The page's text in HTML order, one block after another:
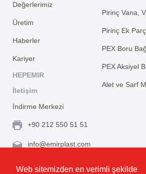
Web sitemizden en verimli şekilde
Değerlerimiz
Üretim
Haberler
Kariyer
HEPEMIR
İletişim
İndirme Merkezi
Pirinç Vana,
Pirinç Ek
PEX Boru
PEX Aksiyel
Alet ve Sarf
+90 212 550 51 51
info@emirplast.com
Eyüpsultan 34055 İstanbul / Türkiye